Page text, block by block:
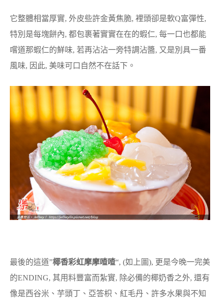
它整體相當厚實, 外皮些許金黃焦脆, 裡頭卻是軟Q富彈性,
特別是每塊餅內, 都包裹著實實在在的蝦仁, 每一口也都能
嚐道那蝦仁的鮮味, 若再沾沾一旁特調沾醬, 又是別具一番
風味, 因此, 美味可口自然不在話下。
最後的這道”椰香彩虹摩摩喳喳“, (如上圖), 更是今晚一完美
的ENDING, 其用料豐富而紮實, 除必備的椰奶香之外, 還有
像是西谷米、芋頭丁、亞答枳、紅毛丹、許多水果與不知